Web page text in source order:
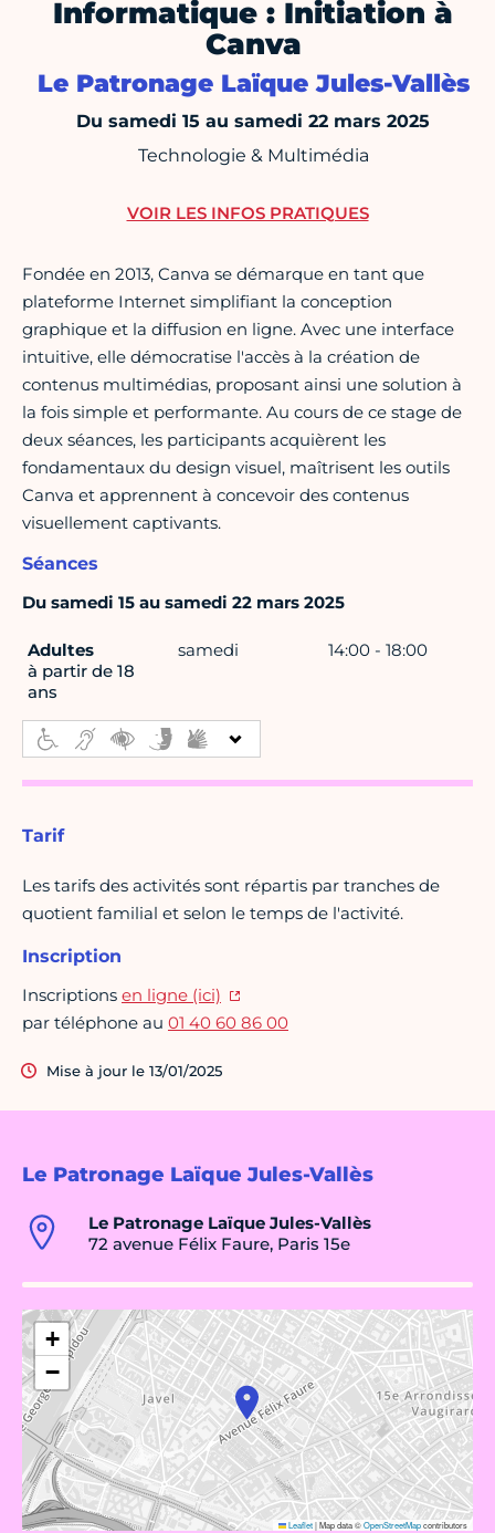
Informatique : Initiation à
Canva
Le Patronage Laïque Jules-Vallès
Du samedi 15 au samedi 22 mars 2025
Technologie & Multimédia
Le Patronage Laïque Jules-Vallès
Le Patronage Laïque Jules-Vallès
72 avenue Félix Faure, Paris 15e
+
−
Leaflet|Map data ©OpenStreetMapcontributors
Fondée en 2013, Canva se démarque en tant que
plateforme Internet simplifiant la conception
graphique et la diffusion en ligne. Avec une interface
intuitive, elle démocratise l'accès à la création de
contenus multimédias, proposant ainsi une solution à
la fois simple et performante. Au cours de ce stage de
deux séances, les participants acquièrent les
fondamentaux du design visuel, maîtrisent les outils
Canva et apprennent à concevoir des contenus
visuellement captivants.
Séances
Du samedi 15 au samedi 22 mars 2025
Adultes
à partir de 18
ans
samedi 14:00 - 18:00
Tarif
Les tarifs des activités sont répartis par tranches de
quotient familial et selon le temps de l'activité.
Inscription
Inscriptions en ligne (ici)
par téléphone au 01 40 60 86 00
Mise à jour le 13/01/2025
VOIR LES INFOS PRATIQUES